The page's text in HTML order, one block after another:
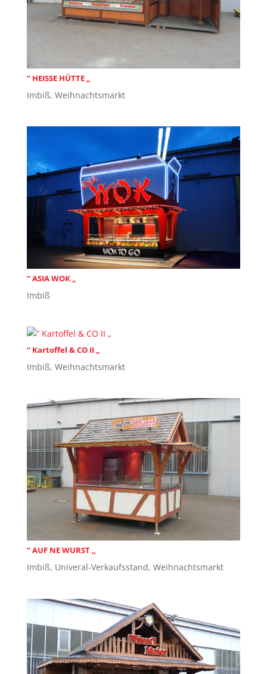
“ HEISSE HÜTTE „
Imbiß, Weihnachtsmarkt
“ ASIA WOK „
Imbiß
“ Kartoffel & CO II „
Imbiß, Weihnachtsmarkt
“ AUF NE WURST „
Imbiß, Univeral-Verkaufsstand, Weihnachtsmarkt